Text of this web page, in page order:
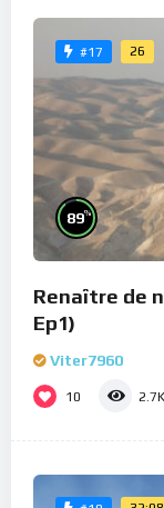
#17 26
89%
Renaître de
Ep1)
Viter7960
10 2.7K